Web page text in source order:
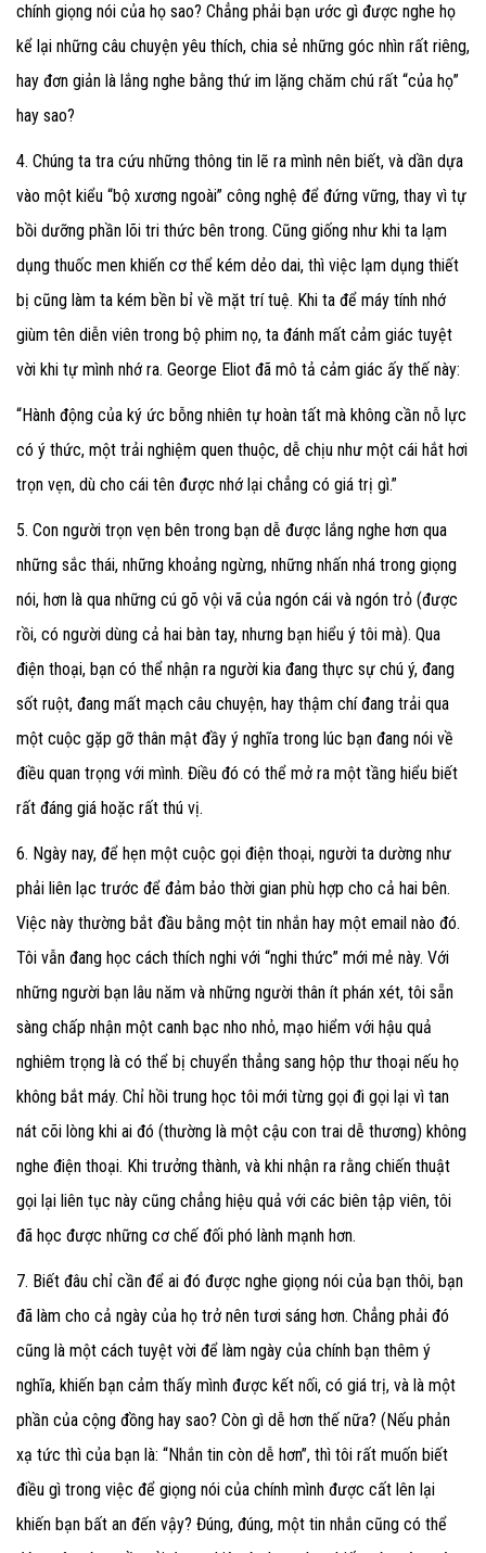
chính giọng nói của họ sao? Chẳng phải bạn ước gì được nghe họ
kể lại những câu chuyện yêu thích, chia sẻ những góc nhìn rất riêng,
hay đơn giản là lắng nghe bằng thứ im lặng chăm chú rất “của họ”
hay sao?
4. Chúng ta tra cứu những thông tin lẽ ra mình nên biết, và dần dựa
vào một kiểu “bộ xương ngoài” công nghệ để đứng vững, thay vì tự
bồi dưỡng phần lõi tri thức bên trong. Cũng giống như khi ta lạm
dụng thuốc men khiến cơ thể kém dẻo dai, thì việc lạm dụng thiết
bị cũng làm ta kém bền bỉ về mặt trí tuệ. Khi ta để máy tính nhớ
giùm tên diễn viên trong bộ phim nọ, ta đánh mất cảm giác tuyệt
vời khi tự mình nhớ ra. George Eliot đã mô tả cảm giác ấy thế này:
“Hành động của ký ức bỗng nhiên tự hoàn tất mà không cần nỗ lực
có ý thức, một trải nghiệm quen thuộc, dễ chịu như một cái hắt hơi
trọn vẹn, dù cho cái tên được nhớ lại chẳng có giá trị gì.”
5. Con người trọn vẹn bên trong bạn dễ được lắng nghe hơn qua
những sắc thái, những khoảng ngừng, những nhấn nhá trong giọng
nói, hơn là qua những cú gõ vội vã của ngón cái và ngón trỏ (được
rồi, có người dùng cả hai bàn tay, nhưng bạn hiểu ý tôi mà). Qua
điện thoại, bạn có thể nhận ra người kia đang thực sự chú ý, đang
sốt ruột, đang mất mạch câu chuyện, hay thậm chí đang trải qua
một cuộc gặp gỡ thân mật đầy ý nghĩa trong lúc bạn đang nói về
điều quan trọng với mình. Điều đó có thể mở ra một tầng hiểu biết
rất đáng giá hoặc rất thú vị.
6. Ngày nay, để hẹn một cuộc gọi điện thoại, người ta dường như
phải liên lạc trước để đảm bảo thời gian phù hợp cho cả hai bên.
Việc này thường bắt đầu bằng một tin nhắn hay một email nào đó.
Tôi vẫn đang học cách thích nghi với “nghi thức” mới mẻ này. Với
những người bạn lâu năm và những người thân ít phán xét, tôi sẵn
sàng chấp nhận một canh bạc nho nhỏ, mạo hiểm với hậu quả
nghiêm trọng là có thể bị chuyển thẳng sang hộp thư thoại nếu họ
không bắt máy. Chỉ hồi trung học tôi mới từng gọi đi gọi lại vì tan
nát cõi lòng khi ai đó (thường là một cậu con trai dễ thương) không
nghe điện thoại. Khi trưởng thành, và khi nhận ra rằng chiến thuật
gọi lại liên tục này cũng chẳng hiệu quả với các biên tập viên, tôi
đã học được những cơ chế đối phó lành mạnh hơn.
7. Biết đâu chỉ cần để ai đó được nghe giọng nói của bạn thôi, bạn
đã làm cho cả ngày của họ trở nên tươi sáng hơn. Chẳng phải đó
cũng là một cách tuyệt vời để làm ngày của chính bạn thêm ý
nghĩa, khiến bạn cảm thấy mình được kết nối, có giá trị, và là một
phần của cộng đồng hay sao? Còn gì dễ hơn thế nữa? (Nếu phản
xạ tức thì của bạn là: “Nhắn tin còn dễ hơn”, thì tôi rất muốn biết
điều gì trong việc để giọng nói của chính mình được cất lên lại
khiến bạn bất an đến vậy? Đúng, đúng, một tin nhắn cũng có thể